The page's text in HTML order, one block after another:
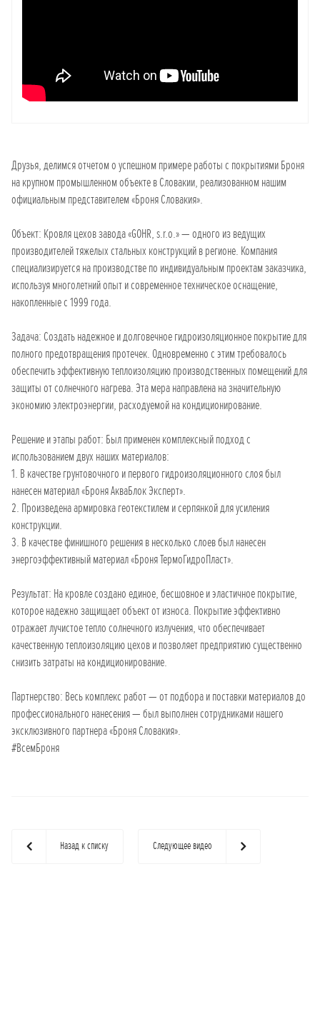
Друзья, делимся отчетом о успешном примере работы с покрытиями Броня
на крупном промышленном объекте в Словакии, реализованном нашим
официальным представителем «Броня Словакия».
Объект: Кровля цехов завода «GOHR, s.r.o.» — одного из ведущих
производителей тяжелых стальных конструкций в регионе. Компания
специализируется на производстве по индивидуальным проектам заказчика,
используя многолетний опыт и современное техническое оснащение,
накопленные с 1999 года.
Задача: Создать надежное и долговечное гидроизоляционное покрытие для
полного предотвращения протечек. Одновременно с этим требовалось
обеспечить эффективную теплоизоляцию производственных помещений для
защиты от солнечного нагрева. Эта мера направлена на значительную
экономию электроэнергии, расходуемой на кондиционирование.
Решение и этапы работ: Был применен комплексный подход с
использованием двух наших материалов:
1. В качестве грунтовочного и первого гидроизоляционного слоя был
нанесен материал «Броня АкваБлок Эксперт».
2. Произведена армировка геотекстилем и серпянкой для усиления
конструкции.
3. В качестве финишного решения в несколько слоев был нанесен
энергоэффективный материал «Броня ТермоГидроПласт».
Результат: На кровле создано единое, бесшовное и эластичное покрытие,
которое надежно защищает объект от износа. Покрытие эффективно
отражает лучистое тепло солнечного излучения, что обеспечивает
качественную теплоизоляцию цехов и позволяет предприятию существенно
снизить затраты на кондиционирование.
Партнерство: Весь комплекс работ — от подбора и поставки материалов до
профессионального нанесения — был выполнен сотрудниками нашего
эксклюзивного партнера «Броня Словакия».
#ВсемБроня
Назад к списку Следующее видео